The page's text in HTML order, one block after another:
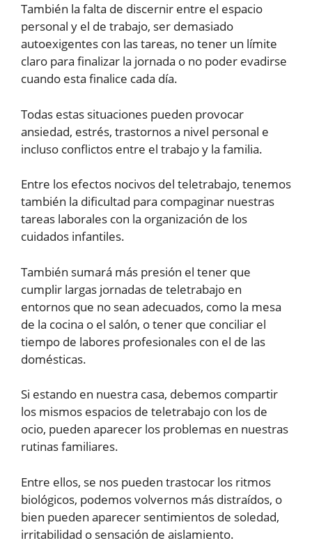
También la falta de discernir entre el espacio
personal y el de trabajo, ser demasiado
autoexigentes con las tareas, no tener un límite
claro para finalizar la jornada o no poder evadirse
cuando esta finalice cada día.
Todas estas situaciones pueden provocar
ansiedad, estrés, trastornos a nivel personal e
incluso conflictos entre el trabajo y la familia.
Entre los efectos nocivos del teletrabajo, tenemos
también la dificultad para compaginar nuestras
tareas laborales con la organización de los
cuidados infantiles.
También sumará más presión el tener que
cumplir largas jornadas de teletrabajo en
entornos que no sean adecuados, como la mesa
de la cocina o el salón, o tener que conciliar el
tiempo de labores profesionales con el de las
domésticas.
Si estando en nuestra casa, debemos compartir
los mismos espacios de teletrabajo con los de
ocio, pueden aparecer los problemas en nuestras
rutinas familiares.
Entre ellos, se nos pueden trastocar los ritmos
biológicos, podemos volvernos más distraídos, o
bien pueden aparecer sentimientos de soledad,
irritabilidad o sensación de aislamiento.